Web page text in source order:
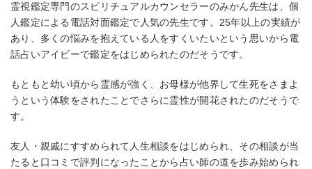
霊視鑑定専門のスピリチュアルカウンセラーのみかん先生は、個
人鑑定による電話対面鑑定で人気の先生です。25年以上の実績が
あり、多くの悩みを抱えている人をすくいたいという思いから電
話占いアイビーで鑑定をはじめられたのだそうです。
もともと幼い頃から霊感が強く、お母様が他界して生死をさまよ
うという体験をされたことでさらに霊性が開花されたのだそうで
す。
友人・親戚にすすめられて人生相談をはじめられ、その相談が当
たると口コミで評判になったことから占い師の道を歩み始められ